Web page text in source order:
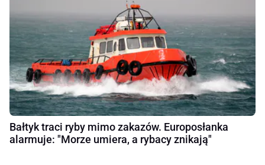
Bałtyk traci ryby mimo zakazów. Europosłanka
alarmuje: "Morze umiera, a rybacy znikają"